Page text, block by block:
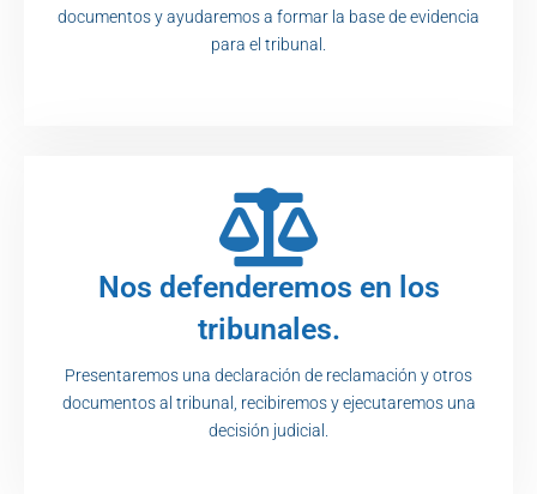
documentos y ayudaremos a formar la base de evidencia
para el tribunal.
Nos defenderemos en los
tribunales.
Presentaremos una declaración de reclamación y otros
documentos al tribunal, recibiremos y ejecutaremos una
decisión judicial.